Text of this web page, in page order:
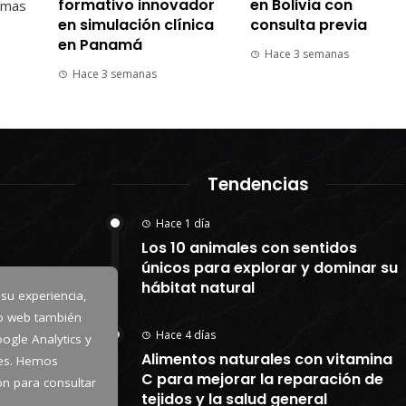
experiencia,
web también
Analytics y
Hemos
para consultar
formativo innovador
en simulación clínica
en Panamá
Hace 3 semanas
en Bolivia con
consulta previa
Hace 3 semanas
Tendencias
Hace 1 día
Los 10 animales con sentidos
únicos para explorar y dominar su
hábitat natural
Hace 4 días
Alimentos naturales con vitamina
C para mejorar la reparación de
tejidos y la salud general